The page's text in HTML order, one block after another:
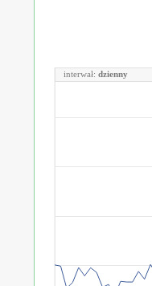
interwał: dzienny